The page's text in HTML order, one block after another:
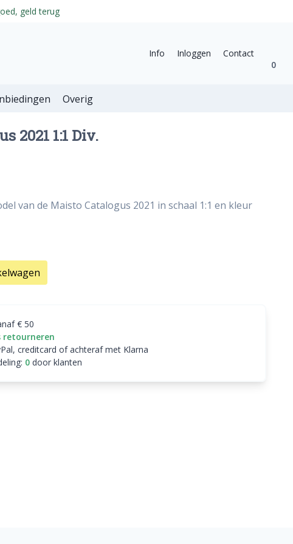
geld terug
Info Inloggen
Contact
0
Overig
2021 1:1 Div.
van de Maisto Catalogus 2021 in schaal 1:1 en kleur
€ 50
retourneren
creditcard of achteraf met Klarna
0door klanten